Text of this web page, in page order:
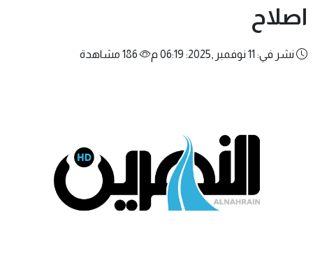
اصلاح
نشر في: 11 نوفمبر ,2025: 06:19 م 186 مشاهدة